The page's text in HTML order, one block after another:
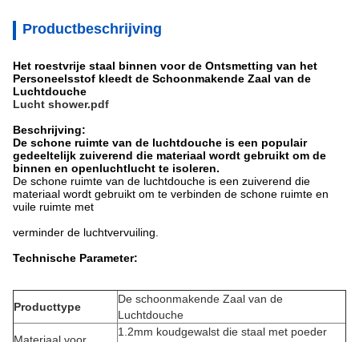
Productbeschrijving
Het roestvrije staal binnen voor de Ontsmetting van het
Personeelsstof kleedt de Schoonmakende Zaal van de
Luchtdouche
Lucht shower.pdf
Beschrijving:
De schone ruimte van de luchtdouche is een populair
gedeeltelijk zuiverend die materiaal wordt gebruikt om de
binnen en openluchtlucht te isoleren.
De schone ruimte van de luchtdouche is een zuiverend die
materiaal wordt gebruikt om te verbinden de schone ruimte en
vuile ruimte met
verminder de luchtvervuiling.
Technische Parameter:
Producttype
De schoonmakende Zaal van de
Luchtdouche
1.2mm koudgewalst die staal met poeder